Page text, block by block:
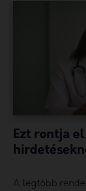
Ezt rontja
A legtöbb